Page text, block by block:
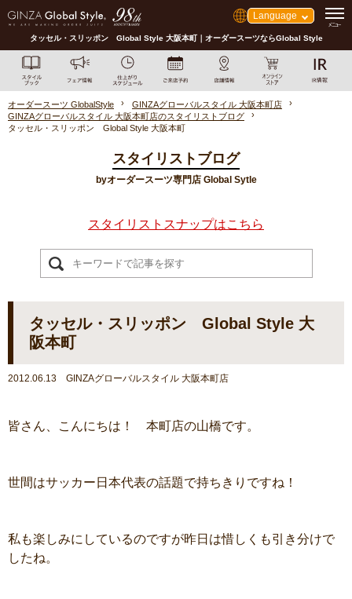
Language
タッセル・スリッポン Global Style 大阪本町｜オーダースーツならGlobal Style
オーダースーツ GlobalStyle
GINZAグローバルスタイル 大阪本町店
GINZAグローバルスタイル 大阪本町店のスタイリストブログ
タッセル・スリッポン Global Style 大阪本町
スタイリストブログ
byオーダースーツ専門店 Global Sytle
スタイリストスナップはこちら
タッセル・スリッポン Global Style 大
阪本町
2012.06.13 GINZAグローバルスタイル 大阪本町店
皆さん、こんにちは！ 本町店の山橋です。
世間はサッカー日本代表の話題で持ちきりですね！
私も楽しみにしているのですが昨日は惜しくも引き分けで
したね。